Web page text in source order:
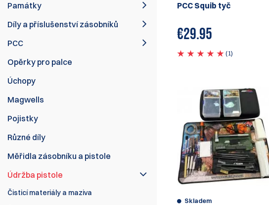
Památky
Díly a příslušenství zásobníků
PCC
Opěrky pro palce
Úchopy
Magwells
Pojistky
Různé díly
Měřidla zásobníku a pistole
Údržba pistole
Čisticí materiály a maziva
PCC Squib tyč
€29.95
(1)
Skladem